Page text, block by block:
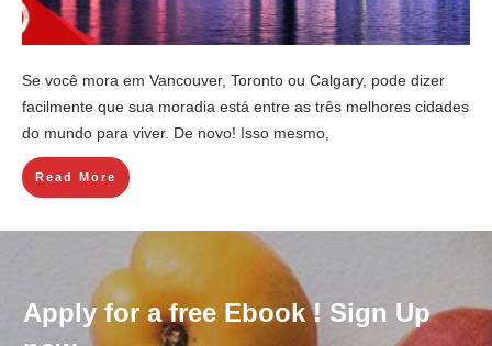
Se você mora em Vancouver, Toronto ou Calgary, pode dizer
facilmente que sua moradia está entre as três melhores cidades
do mundo para viver. De novo! Isso mesmo,
Read More
Apply for a free Ebook ! Sign Up